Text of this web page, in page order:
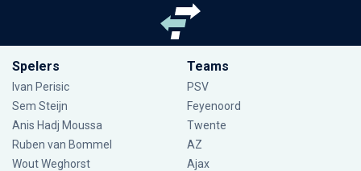
Spelers
Ivan Perisic
Sem Steijn
Anis Hadj Moussa
Ruben van Bommel
Wout Weghorst
Teams
PSV
Feyenoord
Twente
AZ
Ajax